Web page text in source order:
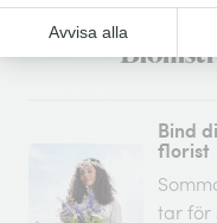
Bind
florist
tar för